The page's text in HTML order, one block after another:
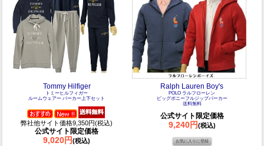
Tommy Hilfiger
トミーヒルフィガー
ルームウェアー パーカー上下セット
弊社他サイト価格9,350円(税込)
公式サイト限定価格
9,020円(税込)
Ralph Lauren Boy's
POLO ラルフローレン
ビッグポニーフルジップパーカー
送料無料
公式サイト限定価格
9,240円(税込)